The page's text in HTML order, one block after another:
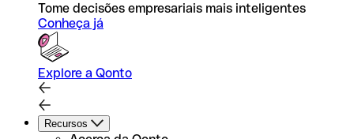
Tome decisões empresariais mais inteligentes
Conheça já
Explore a Qonto
Recursos